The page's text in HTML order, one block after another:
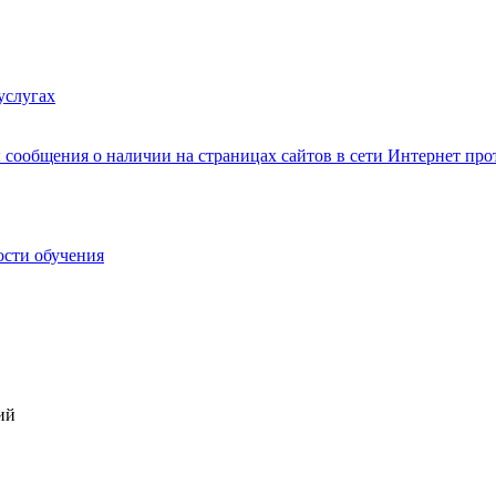
о наличии на страницах сайтов в сети Интернет
обучения